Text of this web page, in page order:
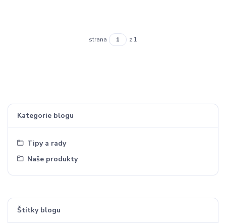
Kategorie blogu
Tipy a rady
Naše produkty
Štítky blogu
strana z 1